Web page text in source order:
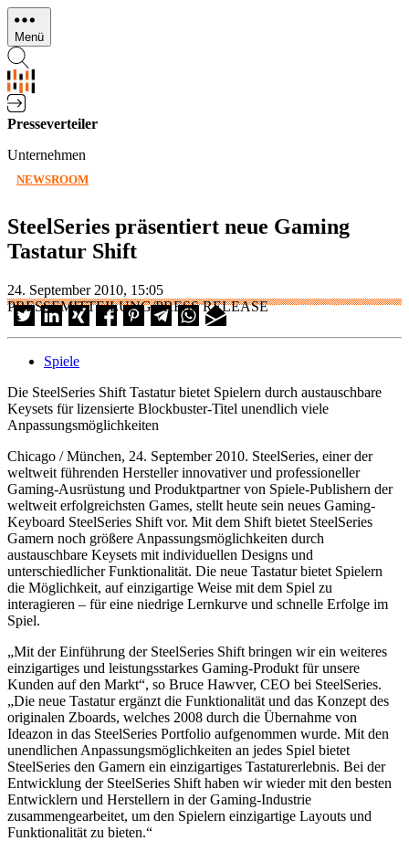
Direkt
zum
Inhalt
Menü
Presseverteiler
Unternehmen
NEWSROOM
SteelSeries präsentiert neue Gaming
Tastatur Shift
24. September 2010, 15:05
PRESSEMITTEILUNG/PRESS RELEASE
Spiele
Die SteelSeries Shift Tastatur bietet Spielern durch austauschbare
Keysets für lizensierte Blockbuster-Titel unendlich viele
Anpassungsmöglichkeiten
Chicago / München, 24. September 2010. SteelSeries, einer der
weltweit führenden Hersteller innovativer und professioneller
Gaming-Ausrüstung und Produktpartner von Spiele-Publishern der
weltweit erfolgreichsten Games, stellt heute sein neues Gaming-
Keyboard SteelSeries Shift vor. Mit dem Shift bietet SteelSeries
Gamern noch größere Anpassungsmöglichkeiten durch
austauschbare Keysets mit individuellen Designs und
unterschiedlicher Funktionalität. Die neue Tastatur bietet Spielern
die Möglichkeit, auf einzigartige Weise mit dem Spiel zu
interagieren – für eine niedrige Lernkurve und schnelle Erfolge im
Spiel.
„Mit der Einführung der SteelSeries Shift bringen wir ein weiteres
einzigartiges und leistungsstarkes Gaming-Produkt für unsere
Kunden auf den Markt“, so Bruce Hawver, CEO bei SteelSeries.
„Die neue Tastatur ergänzt die Funktionalität und das Konzept des
originalen Zboards, welches 2008 durch die Übernahme von
Ideazon in das SteelSeries Portfolio aufgenommen wurde. Mit den
unendlichen Anpassungsmöglichkeiten an jedes Spiel bietet
SteelSeries den Gamern ein einzigartiges Tastaturerlebnis. Bei der
Entwicklung der SteelSeries Shift haben wir wieder mit den besten
Entwicklern und Herstellern in der Gaming-Industrie
zusammengearbeitet, um den Spielern einzigartige Layouts und
Funktionalität zu bieten.“